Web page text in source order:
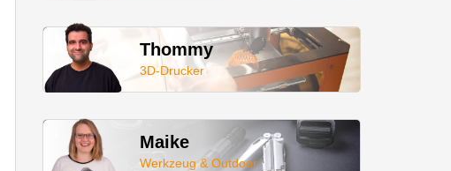
Thommy
3D-Drucker
Maike
Werkzeug & Outdoor